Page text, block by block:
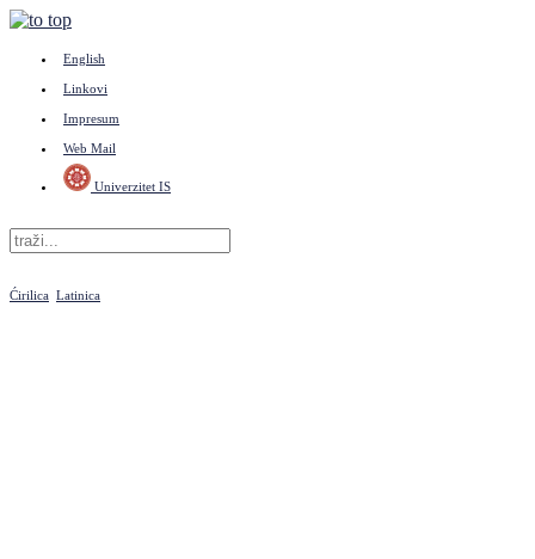
English
Linkovi
Impresum
Web Mail
Univerzitet IS
Ćirilica Latinica